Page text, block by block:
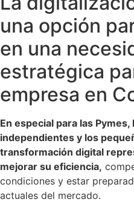
una opción
en una
estratégica
empresa en
En especial para las
independientes y los
transformación digital
mejorar su eficiencia,
condiciones y estar
actuales del mercado.